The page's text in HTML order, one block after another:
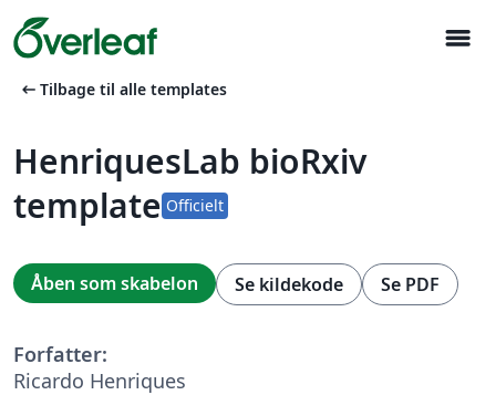
menu
arrow_left_alt Tilbage til alle templates
HenriquesLab bioRxiv
template Officielt
Åben som skabelon Se kildekode Se PDF
Forfatter:
Ricardo Henriques